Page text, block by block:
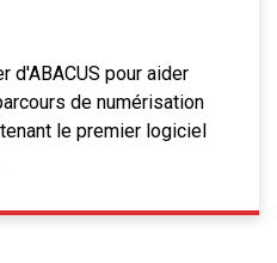
d'ABACUS pour aider
de numérisation
le premier logiciel